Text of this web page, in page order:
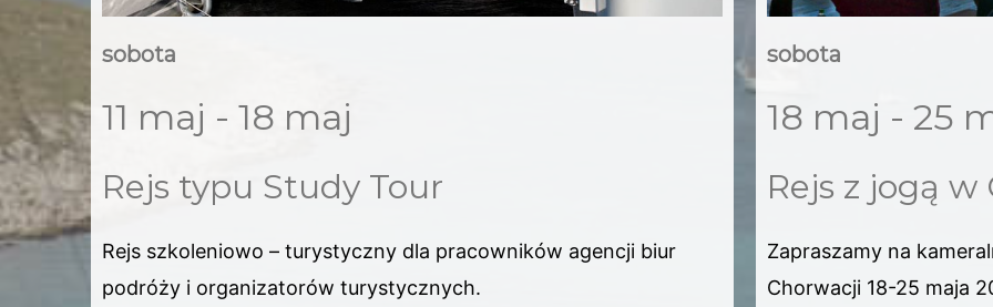
sobota
11 maj - 18 maj
Rejs typu Study Tour
Rejs szkoleniowo – turystyczny dla pracowników agencji biur
podróży i organizatorów turystycznych.
sobota
18 maj - 25
Rejs z jogą
Zapraszamy na
Chorwacji 18-25 maja